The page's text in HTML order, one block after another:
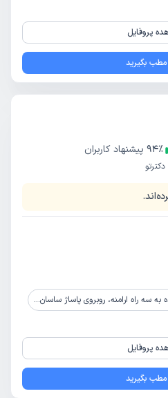
پروفایل
مطب بگیرید
94٪
پیشنهاد کاربران
روبروی پاساژ ساسان، ساختمان پزشکان حاتم، طبقه دوم
پروفایل
مطب بگیرید